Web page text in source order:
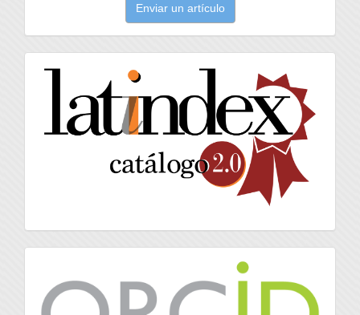
artículo
Enviar un artículo
latindex